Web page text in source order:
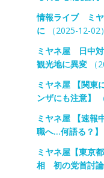
情報ライブ ミヤ
に （2025-12-02）
ミヤネ屋 日中
観光地に異変（
ミヤネ屋 【関東
ンザにも注意】
ミヤネ屋 【速報
職へ…何語る？】
ミヤネ屋【東京
相 初の党首討論